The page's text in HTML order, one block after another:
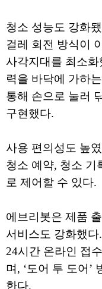
청소 성능도 강화
걸레 회전 방식이
사각지대를 최소
력을 바닥에 가하
통해 손으로 눌러
구현했다.
사용 편의성도 높
청소 예약, 청소 기
로 제어할 수 있다.
에브리봇은 제품
서비스도 강화했
24시간 온라인 접
며, ‘도어 투 도어’
한다.